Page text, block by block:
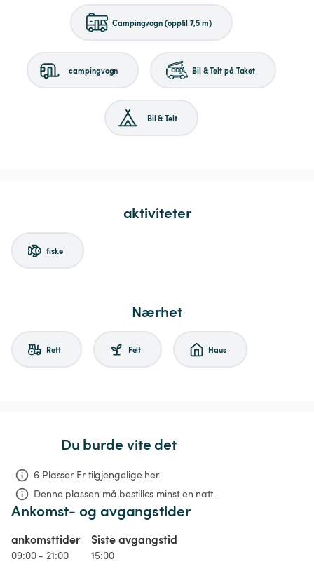
Campingvogn (opptil 7,5 m)
campingvogn Bil & Telt på Taket
Bil & Telt
aktiviteter
fiske
Nærhet
Rett Felt Haus
Du burde vite det
6 Plasser Er tilgjengelige her.
Denne plassen må bestilles minst en natt .
Ankomst- og avgangstider
ankomsttider
09:00 - 21:00
Siste avgangstid
15:00